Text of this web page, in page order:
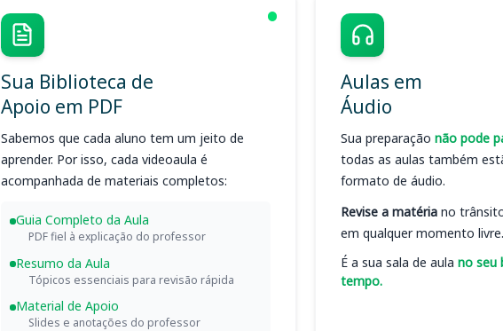
Sua Biblioteca de
Apoio em PDF
Sabemos que cada aluno tem um jeito de
aprender. Por isso, cada videoaula é
acompanhada de materiais completos:
Guia Completo da Aula
PDF fiel à explicação do professor
Resumo da Aula
Tópicos essenciais para revisão rápida
Material de Apoio
Slides e anotações do professor
Aulas em
Áudio
Sua preparação não pode
todas as aulas também
formato de áudio.
Revise a matéria no
em qualquer momento livre.
É a sua sala de aula no seu
tempo.